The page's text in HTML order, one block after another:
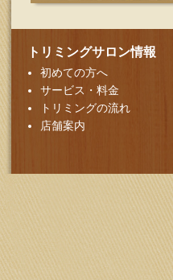
トリミングサロン情報
初めての方へ
サービス・料金
トリミングの流れ
店舗案内